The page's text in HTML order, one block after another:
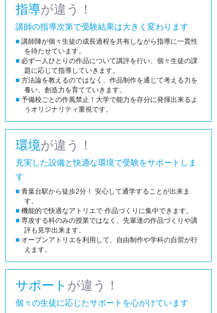
指導が違う！
講師の指導次第で受験結果は大きく変わります
■ 講師陣が個々生徒の成長過程を共有しながら指導に一貫性
を待たせています。
■ 必ず一人ひとりの作品について講評を行い、個々生徒の課
題に応じて指導していきます。
■ 方法論を教えるのではなく、作品制作を通じて考える力を
養い、創造力を育てていきます。
■ 予備校ごとの作風禁止！大学で能力を存分に発揮出来るよ
うオリジナリティ重視です。
環境が違う！
充実した設備と快適な環境で受験をサポートしま
す
■ 青葉台駅から徒歩2分！ 安心して通学することが出来ま
す。
■ 機能的で快適なアトリエで 作品づくりに集中できます。
■ 専攻する科のみの授業ではなく、先輩達の作品づくりや講
評も見学出来ます。
■ オープンアトリエを利用して、自由制作や学科の自習が行
えます。
サポート が違う！
個々の生徒に応じたサポートを心がけています